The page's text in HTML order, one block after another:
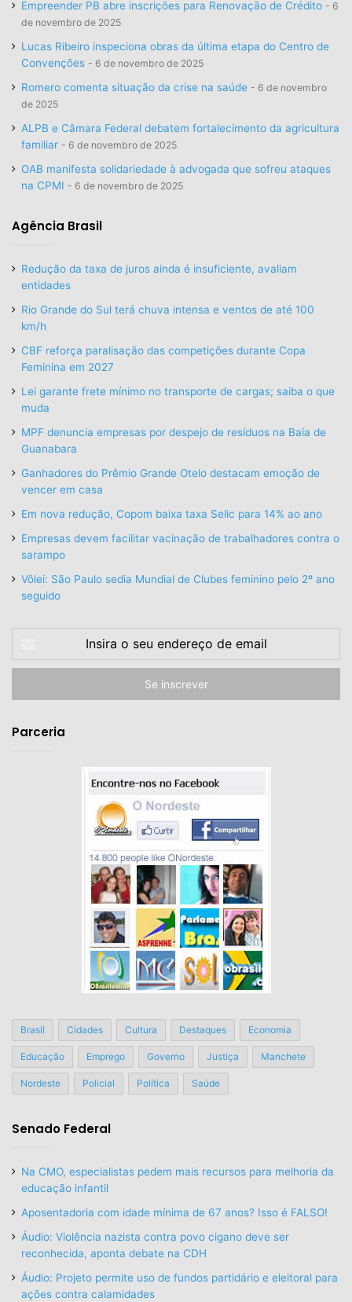
Empreender PB abre inscrições para Renovação de Crédito
6
de novembro de 2025
Lucas Ribeiro inspeciona obras da última etapa do Centro de
Convenções
6 de novembro de 2025
Romero comenta situação da crise na saúde
6 de novembro
de 2025
ALPB e Câmara Federal debatem fortalecimento da agricultura
familiar
6 de novembro de 2025
OAB manifesta solidariedade à advogada que sofreu ataques
na CPMI
6 de novembro de 2025
Agência Brasil
Redução da taxa de juros ainda é insuficiente, avaliam
entidades
Rio Grande do Sul terá chuva intensa e ventos de até 100
km/h
CBF reforça paralisação das competições durante Copa
Feminina em 2027
Lei garante frete mínimo no transporte de cargas; saiba o que
muda
MPF denuncia empresas por despejo de resíduos na Baía de
Guanabara
Ganhadores do Prêmio Grande Otelo destacam emoção de
vencer em casa
Em nova redução, Copom baixa taxa Selic para 14% ao ano
Empresas devem facilitar vacinação de trabalhadores contra o
sarampo
Vôlei: São Paulo sedia Mundial de Clubes feminino pelo 2º ano
seguido
seu
de
Parceria
Brasil Cidades Cultura Destaques Economia
Educação Emprego Governo Justiça Manchete
Nordeste Policial Política Saúde
Senado Federal
Na CMO, especialistas pedem mais recursos para melhoria da
educação infantil
Aposentadoria com idade mínima de 67 anos? Isso é FALSO!
Áudio: Violência nazista contra povo cigano deve ser
reconhecida, aponta debate na CDH
Áudio: Projeto permite uso de fundos partidário e eleitoral para
ações contra calamidades